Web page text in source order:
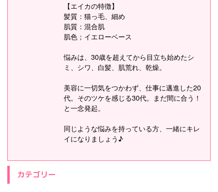
【エイカの特徴】
髪質：猫っ毛、細め
肌質：混合肌
肌色；イエローベース
悩みは、30歳を超えてから目立ち始めたシ
ミ、シワ、白髪、肌荒れ、乾燥。
美容に一切気をつかわず、仕事に邁進した20
代。そのツケを感じる30代。まだ間に合う！
と一念発起。
同じような悩みを持っている方、一緒にキレ
イになりましょう♪
カテゴリー